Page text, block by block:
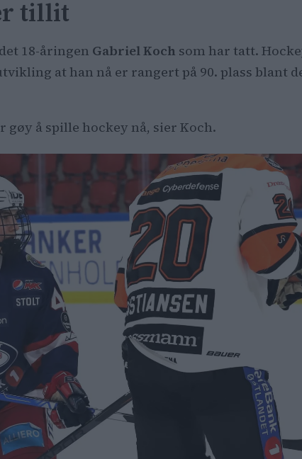
tillit
18-åringen Gabriel Koch som har tatt.
at han nå er rangert på 90. plass blant
å spille hockey nå, sier Koch.